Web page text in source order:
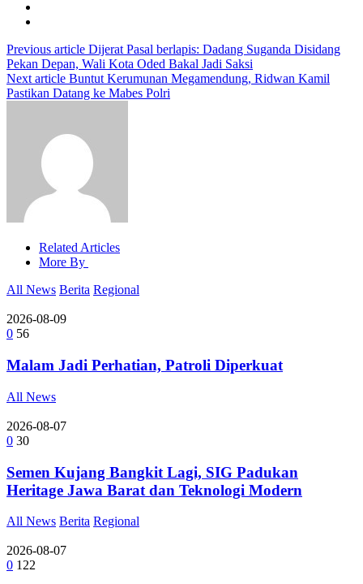
Previous article Dijerat Pasal berlapis: Dadang Suganda Disidang
Pekan Depan, Wali Kota Oded Bakal Jadi Saksi
Next article Buntut Kerumunan Megamendung, Ridwan Kamil
Pastikan Datang ke Mabes Polri
Related Articles
More By
All News Berita Regional
2026-08-09
0 56
Malam Jadi Perhatian, Patroli Diperkuat
All News
2026-08-07
0 30
Semen Kujang Bangkit Lagi, SIG Padukan
Heritage Jawa Barat dan Teknologi Modern
All News Berita Regional
2026-08-07
0 122